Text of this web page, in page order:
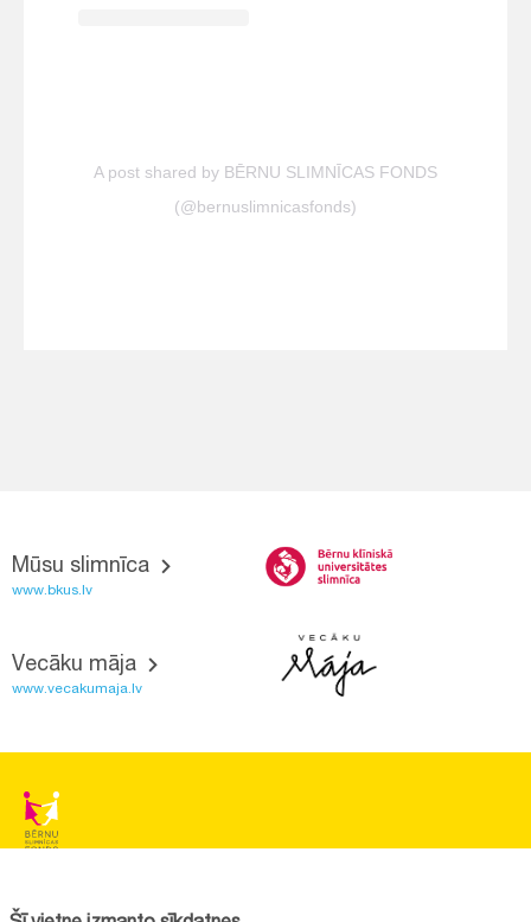
A post shared by BĒRNU SLIMNĪCAS FONDS
(@bernuslimnicasfonds)
Mūsu slimnīca
www.bkus.lv
Vecāku māja
www.vecakumaja.lv